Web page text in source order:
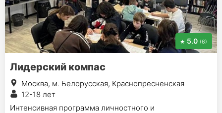
5.0 (6)
Лидерский компас
Москва, м. Белорусская, Краснопресненская
12-18 лет
Интенсивная программа личностного и